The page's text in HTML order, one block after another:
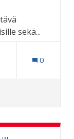
sekä...
0